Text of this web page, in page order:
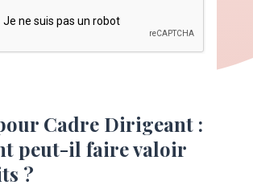
Cadre Dirigeant :
peut-il faire valoir
?